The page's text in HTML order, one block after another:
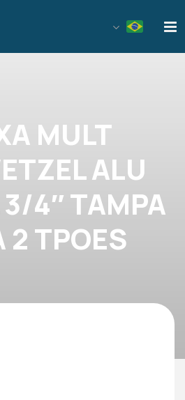
MULT
ALU
4″ TAMPA
2 TPOES